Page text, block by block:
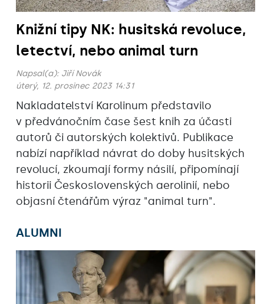
Knižní tipy NK: husitská revoluce,
letectví, nebo animal turn
Napsal(a): Jiří Novák
úterý, 12. prosinec 2023 14:31
Nakladatelství Karolinum představilo
v předvánočním čase šest knih za účasti
autorů či autorských kolektivů. Publikace
nabízí například návrat do doby husitských
revolucí, zkoumají formy násilí, připomínají
historii Československých aerolinií, nebo
objasní čtenářům výraz "animal turn".
ALUMNI